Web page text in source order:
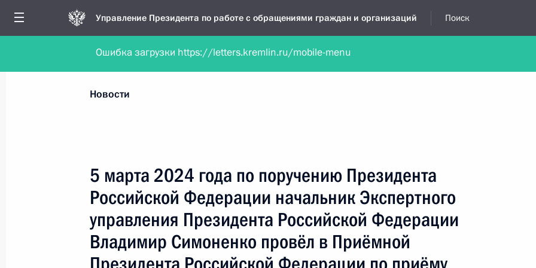
Управление Президента по работе с обращениями граждан и организаций Поиск
Обратиться в форме электронного документа Обратиться в устной форме
Все новости
Все руководители, регионы, города и темы
Новости
5 марта 2024 года по поручению Президента
Российской Федерации начальник Экспертного
управления Президента Российской Федерации
Владимир Симоненко провёл в Приёмной
Ошибка загрузки https://letters.kremlin.ru/mobile-menu